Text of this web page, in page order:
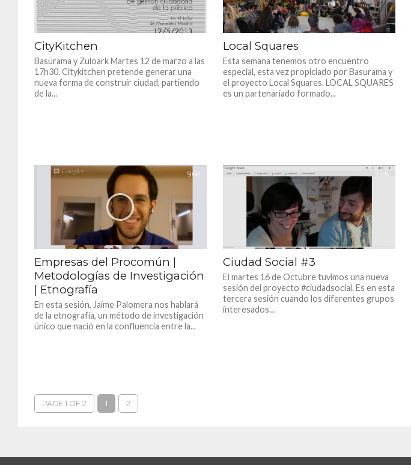
CityKitchen
Basurama y Zuloark Martes 12 de marzo a las
17h30. Citykitchen pretende generar una
nueva forma de construir ciudad, partiendo
de la...
Local Squares
Esta semana tenemos otro encuentro
especial, esta vez propiciado por Basurama y
el proyecto Local Squares. LOCAL SQUARES
es un partenariado formado...
9.6K
Empresas del Procomún |
Metodologías de Investigación
| Etnografía
En esta sesión, Jaime Palomera nos hablará
de la etnografía, un método de investigación
único que nació en la confluencia entre la...
7.4K
Ciudad Social #3
El martes 16 de Octubre tuvimos una nueva
sesión del proyecto #ciudadsocial. Es en esta
tercera sesión cuando los diferentes grupos
interesados...
PAGE 1 OF 2 1 2